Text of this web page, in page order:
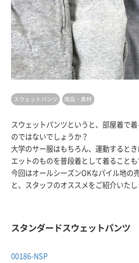
スウェットパンツ 商品・素材
スウェットパンツというと、部屋着で
のではないでしょうか？
大学のサー服はもちろん、運動すると
エットのものを普段着として着ることも
今回はオールシーズンOKなパイル地の
と、スタッフのオススメをご紹介いたし
スタンダードスウェットパンツ
00186-NSP